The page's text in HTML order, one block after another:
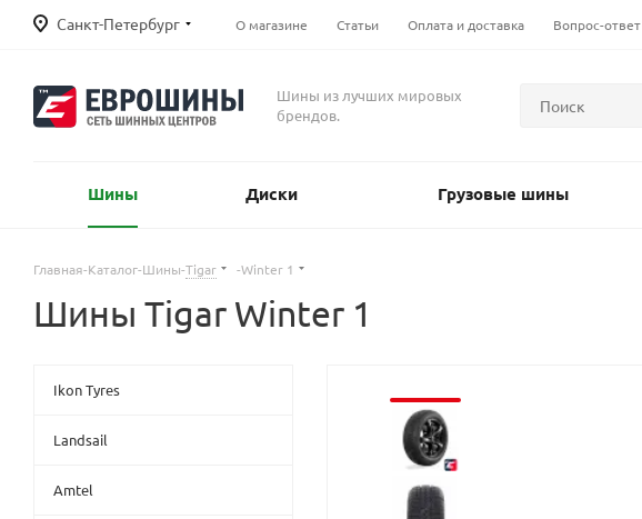
Санкт-Петербург О магазине Статьи Оплата и доставка Вопрос-ответ
Шины из лучших мировых
брендов.
Шины Диски Грузовые шины
Главная-Каталог-Шины-Tigar -Winter 1
Шины Tigar Winter 1
Ikon Tyres
Landsail
Amtel